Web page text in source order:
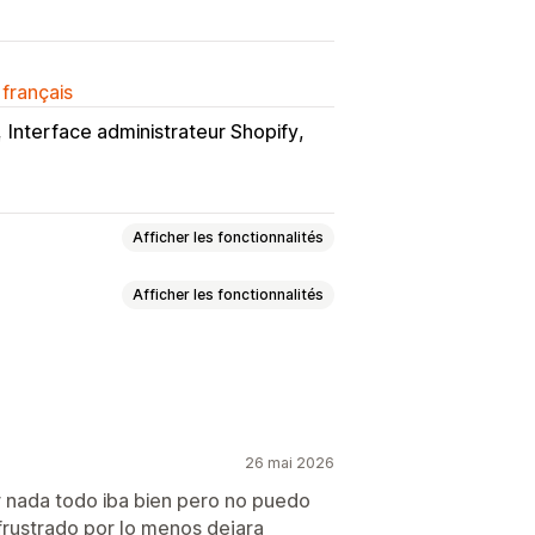
Interface administrateur Shopify
Afficher les fonctionnalités
Afficher les fonctionnalités
de ventes croisées
26 mai 2026
todo iba bien pero no puedo
por lo menos dejara